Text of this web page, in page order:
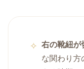
右の靴紐が
な関わり方